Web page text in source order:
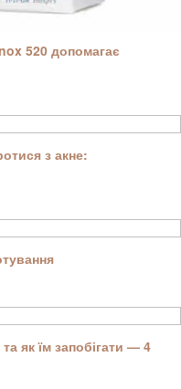
520 допомагає
з акне:
як їм запобігати — 4